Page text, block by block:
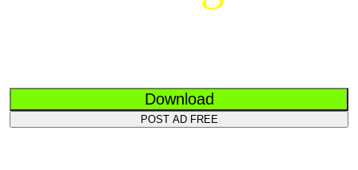
Download
POST AD FREE